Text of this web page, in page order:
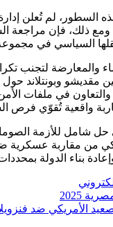
السطور، لم تُعلن
ذلك، فإن مراجعة
السياسي في
لتجنب تكرار
مقديشو وبونتلاند
في ملفات
واقعية تُقوّي فرص
حل شامل للأزمة
من مقاربة
بناء الدولة
2025
الأمريكي ضد